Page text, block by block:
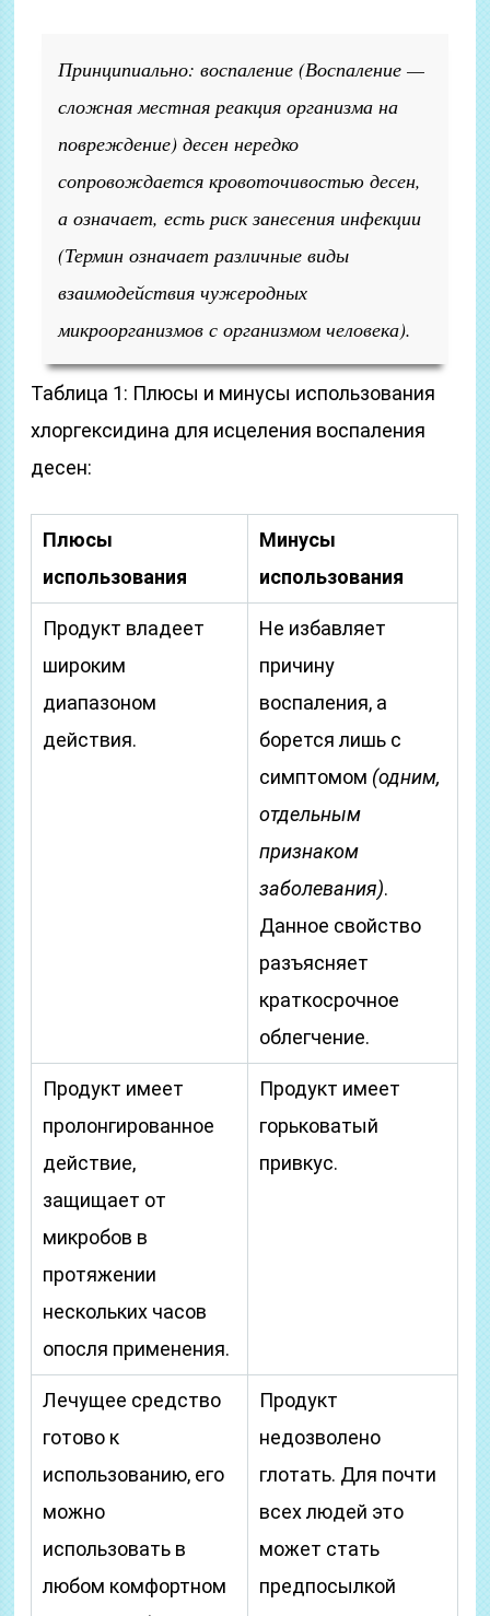
Принципиально: воспаление(Воспаление —
сложная местная реакция организма на
повреждение) десен нередко
сопровождается кровоточивостью десен,
а означает, есть риск занесения инфекции
(Термин означает различные виды
взаимодействия чужеродных
микроорганизмов с организмом человека).
Таблица 1: Плюсы и минусы использования
хлоргексидина для исцеления воспаления
десен:
Плюсы
использования
Минусы
использования
Продукт владеет
широким
диапазоном
действия.
Не избавляет
причину
воспаления, а
борется лишь с
симптомом (одним,
отдельным
признаком
заболевания).
Данное свойство
разъясняет
краткосрочное
облегчение.
Продукт имеет
пролонгированное
действие,
защищает от
микробов в
протяжении
нескольких часов
опосля применения.
Продукт имеет
горьковатый
привкус.
Лечущее средство
готово к
использованию, его
можно
использовать в
любом комфортном
Продукт
недозволено
глотать. Для почти
всех людей это
может стать
предпосылкой